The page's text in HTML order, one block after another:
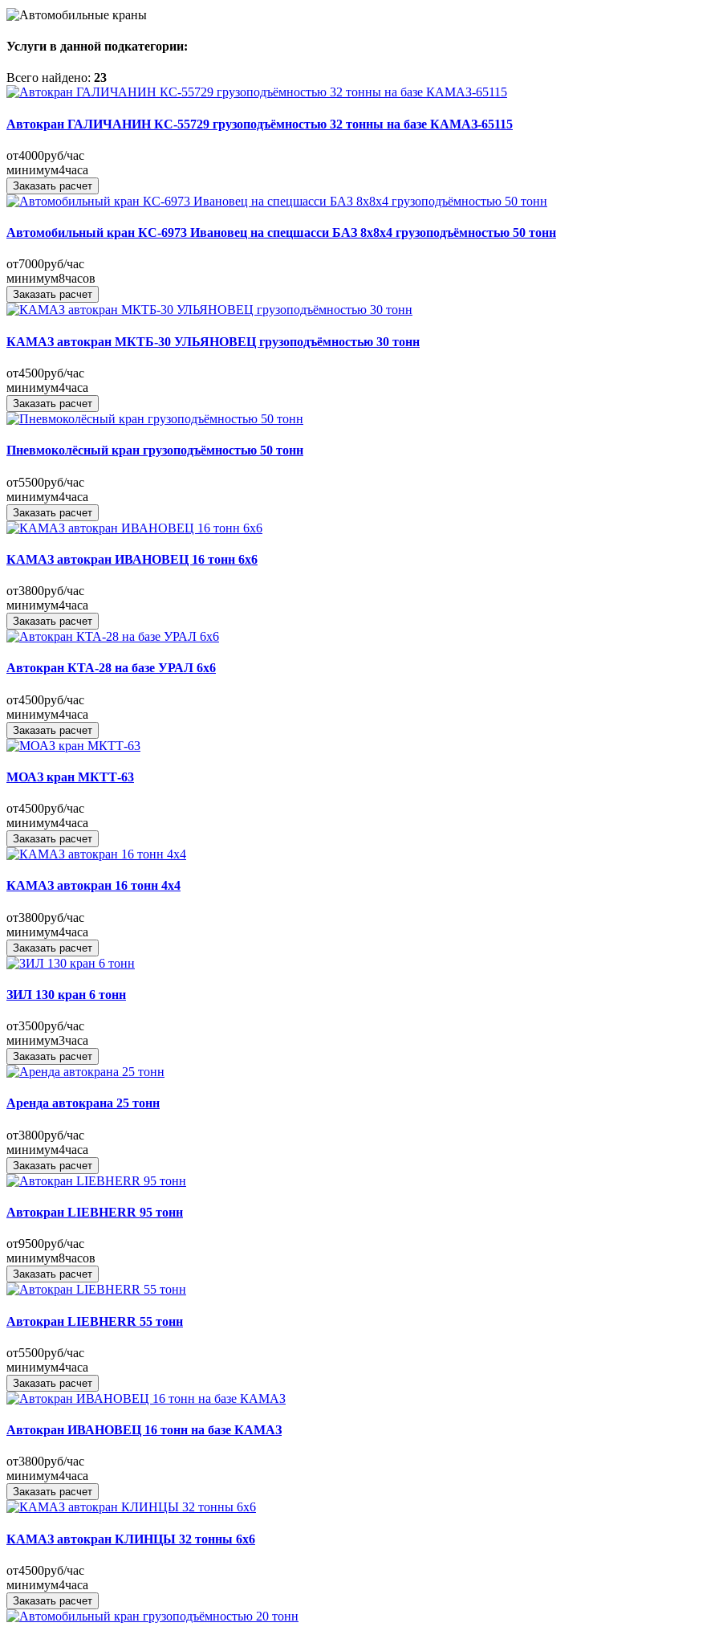
Услуги в данной подкатегории:
Всего найдено: 23
Автокран ГАЛИЧАНИН КС-55729 грузоподъёмностью 32 тонны на базе КАМАЗ-65115
от4000руб/час
минимум4часа
Заказать расчет
Автомобильный кран КС-6973 Ивановец на спецшасси БАЗ 8x8x4 грузоподъёмностью 50 тонн
от7000руб/час
минимум8часов
Заказать расчет
КАМАЗ автокран МКТБ-30 УЛЬЯНОВЕЦ грузоподъёмностью 30 тонн
от4500руб/час
минимум4часа
Заказать расчет
Пневмоколёсный кран грузоподъёмностью 50 тонн
от5500руб/час
минимум4часа
Заказать расчет
КАМАЗ автокран ИВАНОВЕЦ 16 тонн 6x6
от3800руб/час
минимум4часа
Заказать расчет
Автокран КТА-28 на базе УРАЛ 6x6
от4500руб/час
минимум4часа
Заказать расчет
МОАЗ кран МКТТ-63
от4500руб/час
минимум4часа
Заказать расчет
КАМАЗ автокран 16 тонн 4х4
от3800руб/час
минимум4часа
Заказать расчет
ЗИЛ 130 кран 6 тонн
от3500руб/час
минимум3часа
Заказать расчет
Аренда автокрана 25 тонн
от3800руб/час
минимум4часа
Заказать расчет
Автокран LIEBHERR 95 тонн
от9500руб/час
минимум8часов
Заказать расчет
Автокран LIEBHERR 55 тонн
от5500руб/час
минимум4часа
Заказать расчет
Автокран ИВАНОВЕЦ 16 тонн на базе КАМАЗ
от3800руб/час
минимум4часа
Заказать расчет
КАМАЗ автокран КЛИНЦЫ 32 тонны 6x6
от4500руб/час
минимум4часа
Заказать расчет